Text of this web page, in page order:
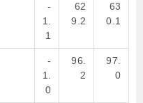
-
1.
1
62
9.2
63
0.1
-
1.
0
96.
2
97.
0